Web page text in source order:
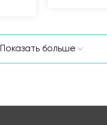
Показать больше